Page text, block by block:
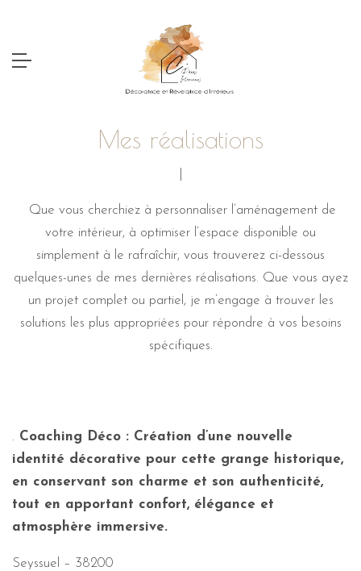
Mes réalisations
Que vous cherchiez à personnaliser l’aménagement de
votre intérieur, à optimiser l’espace disponible ou
simplement à le rafraîchir, vous trouverez ci-dessous
quelques-unes de mes dernières réalisations. Que vous ayez
un projet complet ou partiel, je m’engage à trouver les
solutions les plus appropriées pour répondre à vos besoins
spécifiques.
. Coaching Déco : Création d’une nouvelle
identité décorative pour cette grange historique,
en conservant son charme et son authenticité,
tout en apportant confort, élégance et
atmosphère immersive.
Seyssuel – 38200